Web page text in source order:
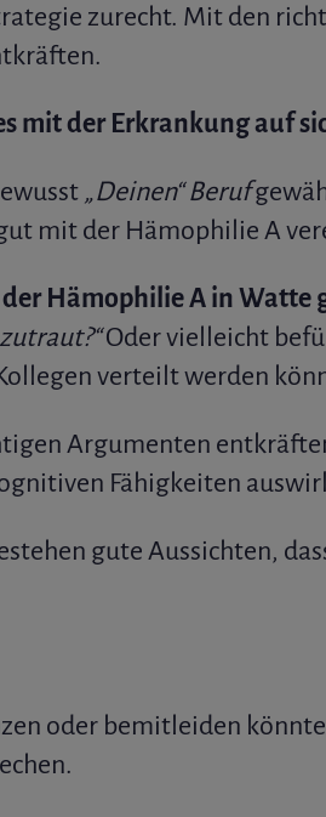
zurecht. Mit den
mit der Erkrankung auf
„Deinen“ Beruf
mit der Hämophilie A
Hämophilie A in Watte
Oder vielleicht
verteilt werden
Argumenten
Fähigkeiten
gute Aussichten,
oder bemitleiden